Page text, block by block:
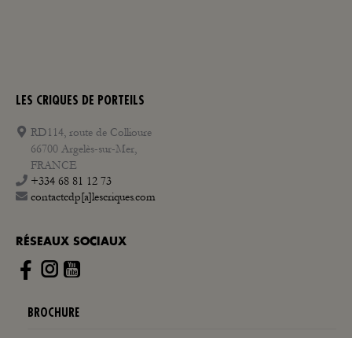
LES CRIQUES DE PORTEILS
RD114, route de Collioure
66700 Argelès-sur-Mer,
FRANCE
+334 68 81 12 73
contactcdp[a]lescriques.com
RÉSEAUX SOCIAUX
Instagram
BROCHURE